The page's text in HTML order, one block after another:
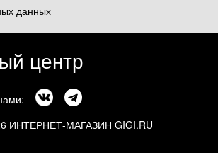
данных
центр
ИНТЕРНЕТ-МАГАЗИН GIGI.RU